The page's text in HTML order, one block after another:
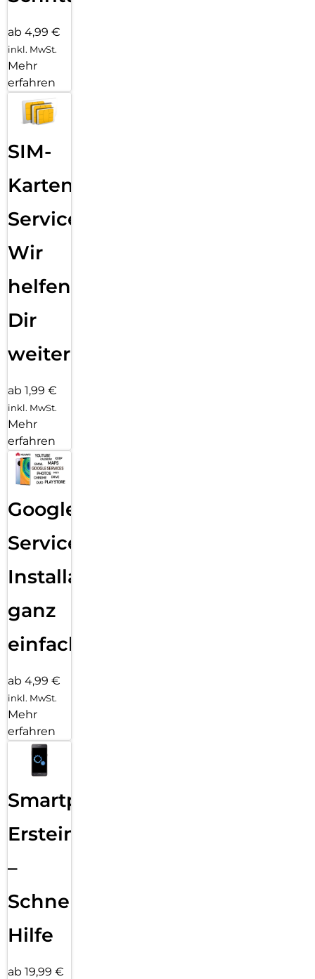
ab 4,99 €
inkl. MwSt.
Mehr
erfahren
SIM-
Karten
Service:
Wir
helfen
Dir
weiter
ab 1,99 €
inkl. MwSt.
Mehr
erfahren
Google
Services
Installation
ganz
einfach
ab 4,99 €
inkl. MwSt.
Mehr
erfahren
Smartphone
Ersteinrichtung
–
Schnelle
Hilfe
ab 19,99 €